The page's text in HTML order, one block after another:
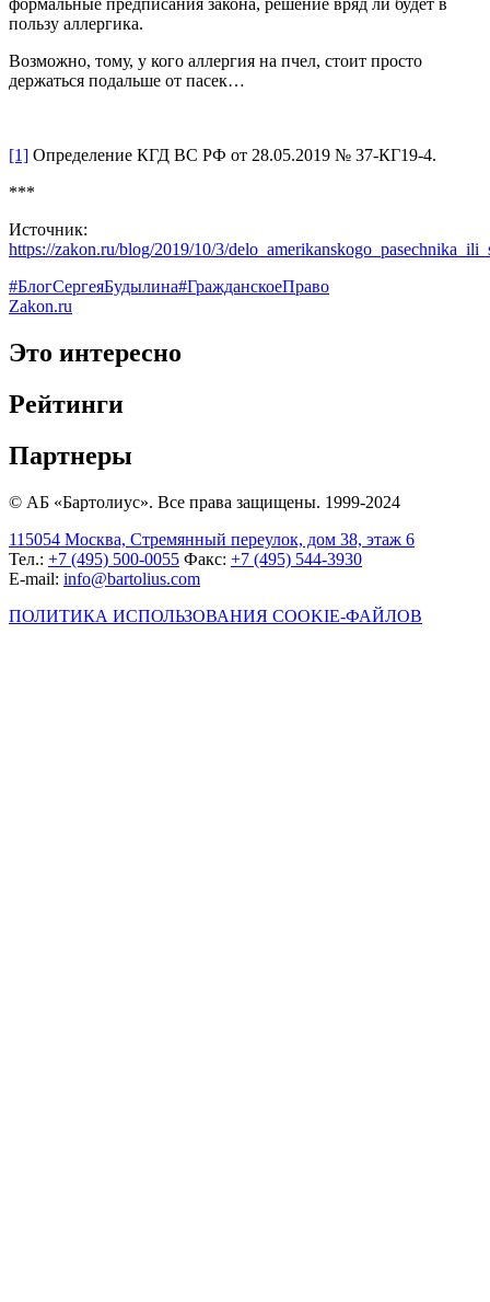
формальные предписания закона, решение вряд ли будет в
пользу аллергика.
Возможно, тому, у кого аллергия на пчел, стоит просто
держаться подальше от пасек…
[1] Определение КГД ВС РФ от 28.05.2019 № 37-КГ19-4.
***
Источник:
https://zakon.ru/blog/2019/10/3/
#БлогСергеяБудылина#ГражданскоеПраво
Zakon.ru
Это интересно
Рейтинги
Партнеры
© АБ «Бартолиус». Все права защищены. 1999-2024
115054 Москва, Стремянный переулок, дом 38, этаж 6
Тел.: +7 (495) 500-0055 Факс: +7 (495) 544-3930
E-mail: info@bartolius.com
ПОЛИТИКА ИСПОЛЬЗОВАНИЯ COOKIE-ФАЙЛОВ